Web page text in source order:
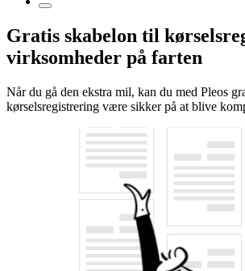
Gratis skabelon til
virksomheder på farten
Når du gå den ekstra mil, kan du med Pleos
kørselsregistrering være sikker på at blive